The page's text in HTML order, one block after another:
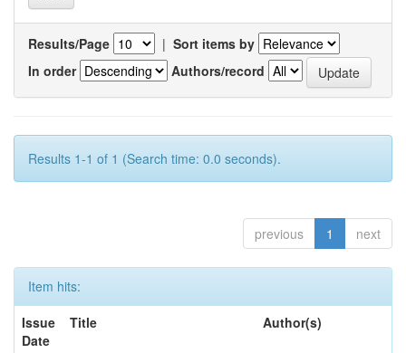
Results/Page | Sort items by
In order
Authors/record
Results 1-1 of 1 (Search time: 0.0 seconds).
previous 1 next
Item hits:
Issue
Date
Title Author(s)